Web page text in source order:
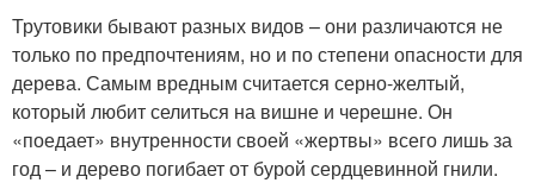
Трутовики бывают разных видов – они различаются не
только по предпочтениям, но и по степени опасности для
дерева. Самым вредным считается серно-желтый,
который любит селиться на вишне и черешне. Он
«поедает» внутренности своей «жертвы» всего лишь за
год – и дерево погибает от бурой сердцевинной гнили.